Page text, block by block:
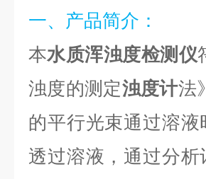
一、产品简介：
本水质浑浊度检测仪
浊度的测定浊度计法
的平行光束通过溶
透过溶液，通过分